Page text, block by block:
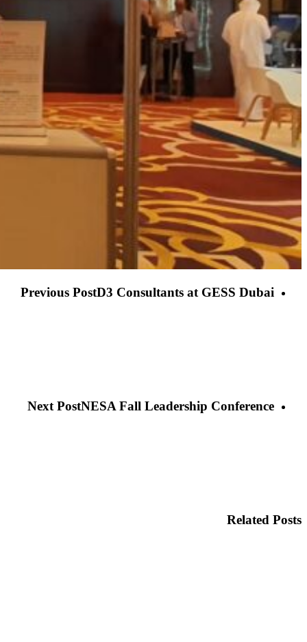
Image
Previous PostD3 Consultants at GESS Dubai
Next PostNESA Fall Leadership Conference
Related Posts